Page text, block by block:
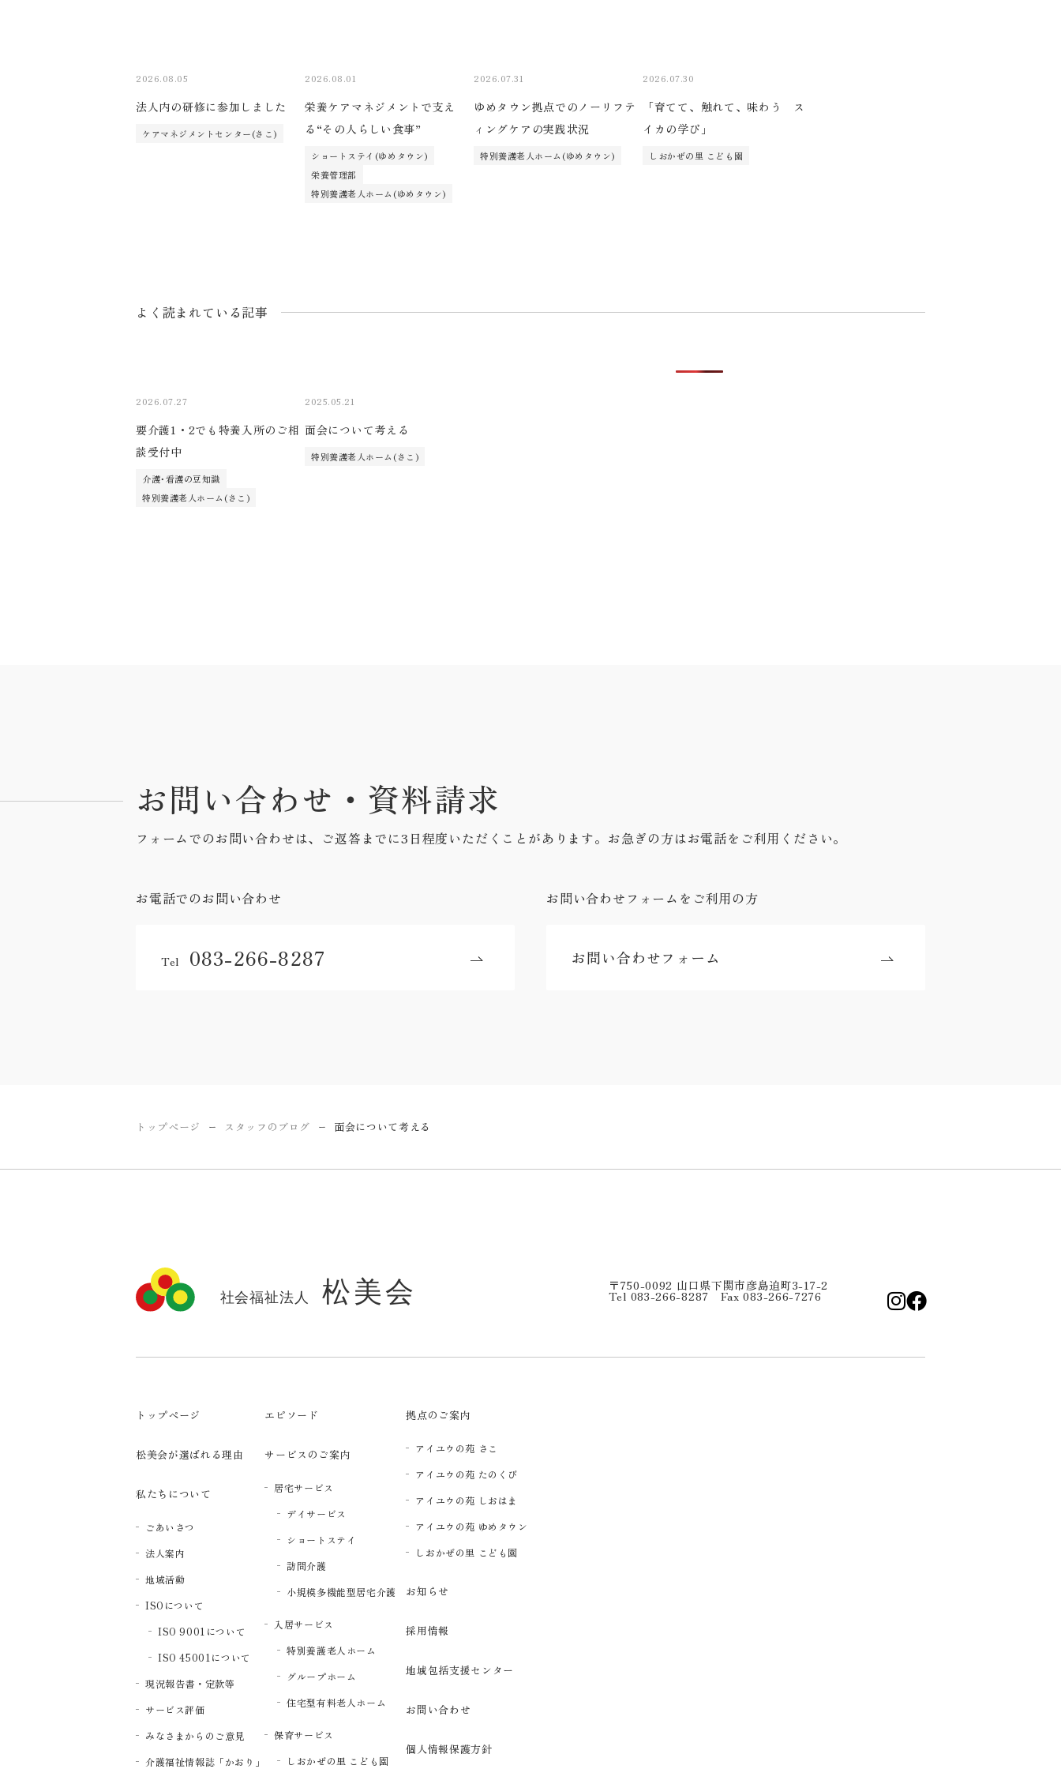
2026.08.05
法人内の研修に参加しました
ケアマネジメントセンター(さこ)
2026.08.01
栄養ケアマネジメントで支え
る“その人らしい食事”
ショートステイ(ゆめタウン)
栄養管理部
特別養護老人ホーム(ゆめタウン)
2026.07.31
ゆめタウン拠点でのノーリフテ
ィングケアの実践状況
特別養護老人ホーム(ゆめタウン)
2026.07.30
「育てて、触れて、味わう ス
イカの学び」
しおかぜの里 こども園
よく読まれている記事
2026.07.27
要介護1・2でも特養入所のご相
談受付中
介護･看護の豆知識
特別養護老人ホーム(さこ)
2025.05.21
面会について考える
特別養護老人ホーム(さこ)
お問い合わせ ・資料請求
フォームでのお問い合わせは、ご返答までに3日程度いただくことがあります。お急ぎの方はお電話をご利用ください。
お電話でのお問い合わせ
Tel 083-266-8287
お問い合わせフォームをご利用の方
お問い合わせフォーム
トップページ ー スタッフのブログ ー 面会について考える
〒750-0092 山口県下関市彦島迫町3-17-2
Tel 083-266-8287 Fax 083-266-7276
トップページ
松美会が選ばれる理由
私たちについて
ごあいさつ
法人案内
地域活動
ISOについて
ISO 9001について
ISO 45001について
現況報告書・定款等
サービス評価
みなさまからのご意見
介護福祉情報誌「かおり」
エピソード
サービスのご案内
居宅サービス
デイサービス
ショートステイ
訪問介護
小規模多機能型居宅介護
入居サービス
特別養護老人ホーム
グループホーム
住宅型有料老人ホーム
保育サービス
しおかぜの里 こども園
拠点のご案内
アイユウの苑 さこ
アイユウの苑 たのくび
アイユウの苑 しおはま
アイユウの苑 ゆめタウン
しおかぜの里 こども園
お知らせ
採用情報
地域包括支援センター
お問い合わせ
個人情報保護方針